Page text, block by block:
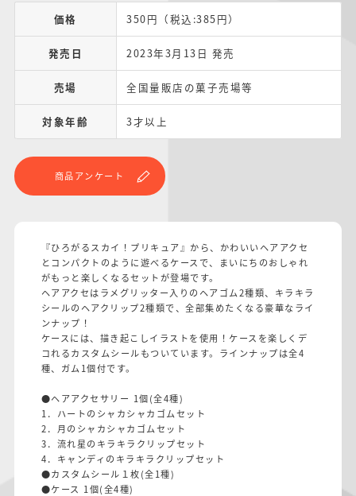
価格 350円（税込:385円）
発売日 2023年3月13日 発売
売場 全国量販店の菓子売場等
対象年齢 3才以上
商品アンケート
『ひろがるスカイ！プリキュア』から、かわいいヘアアクセ
とコンパクトのように遊べるケースで、まいにちのおしゃれ
がもっと楽しくなるセットが登場です。
ヘアアクセはラメグリッター入りのヘアゴム2種類、キラキラ
シールのヘアクリップ2種類で、全部集めたくなる豪華なライ
ンナップ！
ケースには、描き起こしイラストを使用！ケースを楽しくデ
コれるカスタムシールもついています。ラインナップは全4
種、ガム1個付です。
●ヘアアクセサリー 1個(全4種)
1．ハートのシャカシャカゴムセット
2．月のシャカシャカゴムセット
3．流れ星のキラキラクリップセット
4．キャンディのキラキラクリップセット
●カスタムシール１枚(全1種)
●ケース 1個(全4種)